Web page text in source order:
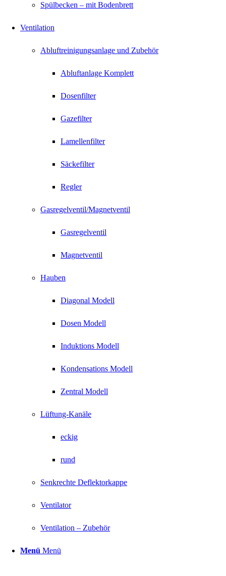
Spülbecken – mit Bodenbrett
Ventilation
Abluftreinigungsanlage und Zubehör
Abluftanlage Komplett
Dosenfilter
Gazefilter
Lamellenfilter
Säckefilter
Regler
Gasregelventil/Magnetventil
Gasregelventil
Magnetventil
Hauben
Diagonal Modell
Dosen Modell
Induktions Modell
Kondensations Modell
Zentral Modell
Lüftung-Kanäle
eckig
rund
Senkrechte Deflektorkappe
Ventilator
Ventilation – Zubehör
Menü Menü